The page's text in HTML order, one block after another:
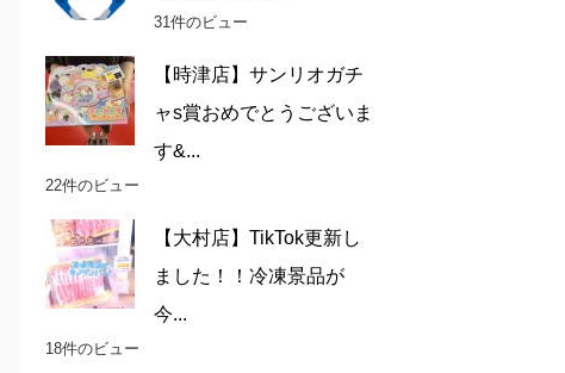
31件のビュー
【時津店】サンリオガチ
ャs賞おめでとうございま
す&...
22件のビュー
【大村店】TikTok更新し
ました！！冷凍景品が
今...
18件のビュー